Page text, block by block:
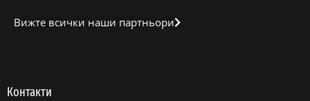
Вижте всички наши партньори
Контакти